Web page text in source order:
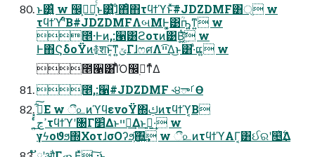
ͱ͸͍͑ w ඼࣭͕Լ͕ͬͨͱ͸͍͑ɺͦ΋ͦ΋τϥϯϓͱͯ͠#JDZDMF͸্࣭ w
τϥϯϓʹ໎ͬͨΒ#JDZDMFΛબΜͰ͓͚͹ؒҧ͍ͳ͍ w
೥·Ͱͷ,:੡͸ϩοτͷ͹Β͖ܹ͍ͭ͠ w
Ͱ΋ϚδοΫͷ࿅शͱ͔͠ͳ͍ݶΓɺෆศΛײ͡Δ͜ͱ͸·ͣແ͍ w
೥੡͸ΊͬͪΌ඼࣭ྑ͘ͳͬͯΔ
೥,:੡#JDZDMF ˞੪ాࡱӨ
γϟοϑϧ΍ΧοτɺσΟʔϧ͕͠΍͍͢ w ී௨ͷτϥϯϓΑΓ͔͸ઈରʹ௕࣋ͪ͢Δ